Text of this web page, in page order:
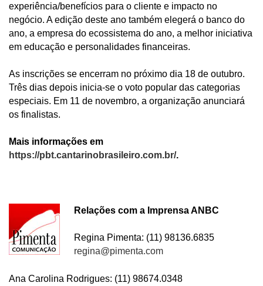
experiência/benefícios para o cliente e impacto no
negócio. A edição deste ano também elegerá o banco do
ano, a empresa do ecossistema do ano, a melhor iniciativa
em educação e personalidades financeiras.
As inscrições se encerram no próximo dia 18 de outubro.
Três dias depois inicia-se o voto popular das categorias
especiais. Em 11 de novembro, a organização anunciará
os finalistas.
Mais informações em
https://pbt.cantarinobrasileiro.com.br/.
Relações com a Imprensa ANBC
Regina Pimenta: (11) 98136.6835
regina@pimenta.com
Ana Carolina Rodrigues: (11) 98674.0348